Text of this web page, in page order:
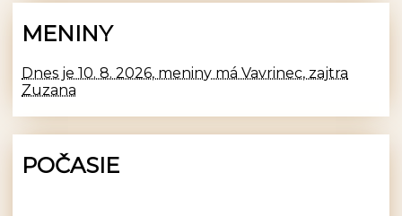
MENINY
Dnes je 10. 8. 2026, meniny má Vavrinec, zajtra
Zuzana
POČASIE